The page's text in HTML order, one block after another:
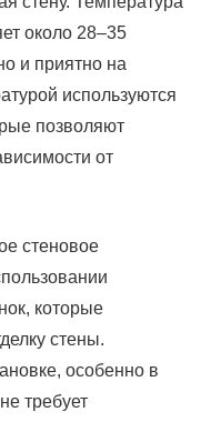
около 28–35
и приятно на
используются
позволяют
от
стеновое
которые
стены.
особенно в
требует